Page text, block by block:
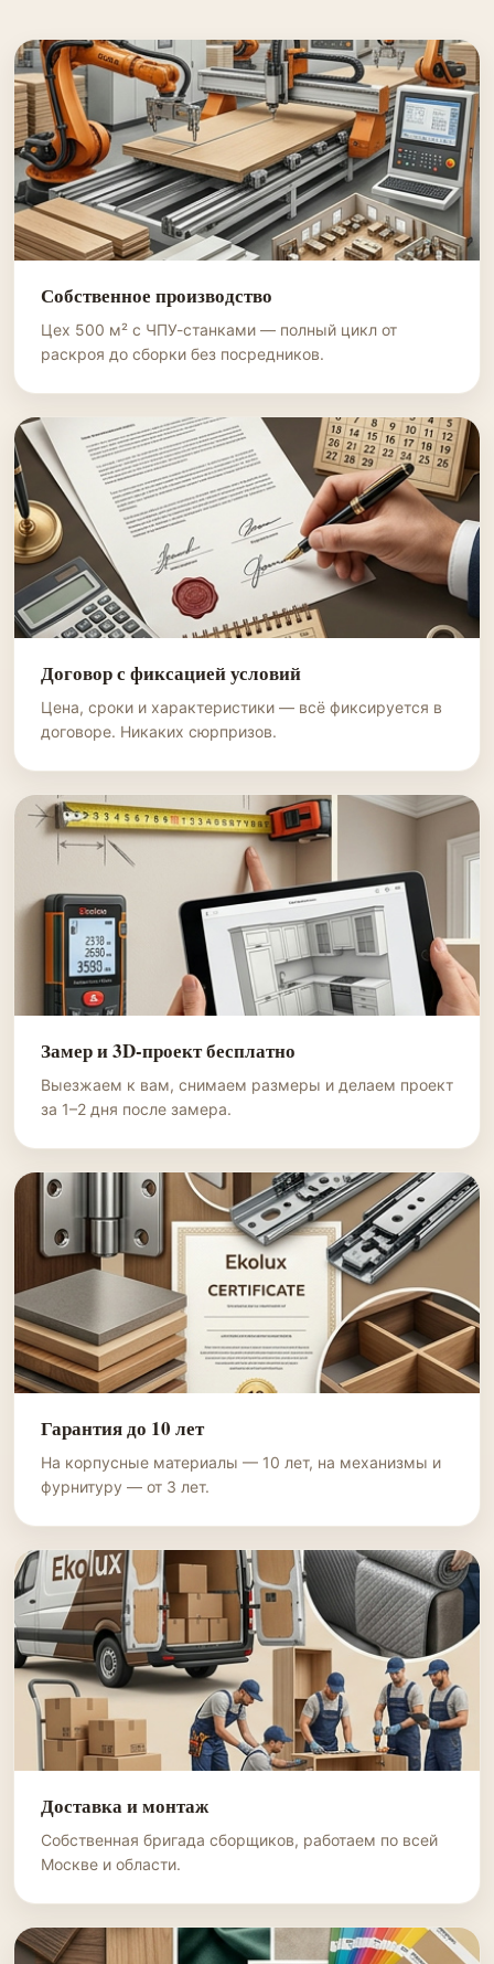
Собственное производство
Цех 500 м² с ЧПУ-станками — полный цикл от
раскроя до сборки без посредников.
Договор с фиксацией условий
Цена, сроки и характеристики — всё фиксируется в
договоре. Никаких сюрпризов.
Замер и 3D-проект бесплатно
Выезжаем к вам, снимаем размеры и делаем проект
за 1–2 дня после замера.
Гарантия до 10 лет
На корпусные материалы — 10 лет, на механизмы и
фурнитуру — от 3 лет.
Доставка и монтаж
Собственная бригада сборщиков, работаем по всей
Москве и области.